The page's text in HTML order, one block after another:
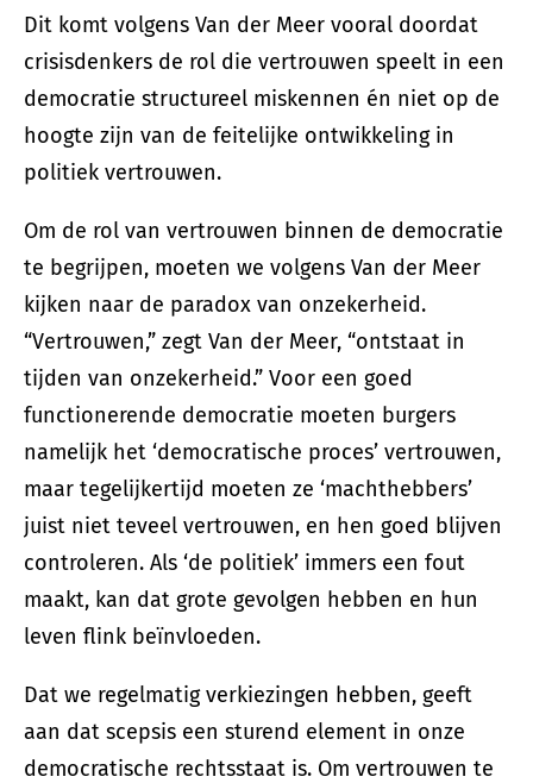
Dit komt volgens Van der Meer vooral doordat
crisisdenkers de rol die vertrouwen speelt in een
democratie structureel miskennen én niet op de
hoogte zijn van de feitelijke ontwikkeling in
politiek vertrouwen.
Om de rol van vertrouwen binnen de democratie
te begrijpen, moeten we volgens Van der Meer
kijken naar de paradox van onzekerheid.
“Vertrouwen,” zegt Van der Meer, “ontstaat in
tijden van onzekerheid.” Voor een goed
functionerende democratie moeten burgers
namelijk het ‘democratische proces’ vertrouwen,
maar tegelijkertijd moeten ze ‘machthebbers’
juist niet teveel vertrouwen, en hen goed blijven
controleren. Als ‘de politiek’ immers een fout
maakt, kan dat grote gevolgen hebben en hun
leven flink beïnvloeden.
Dat we regelmatig verkiezingen hebben, geeft
aan dat scepsis een sturend element in onze
democratische rechtsstaat is. Om vertrouwen te